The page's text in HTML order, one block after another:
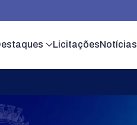
LicitaçõesNotícias